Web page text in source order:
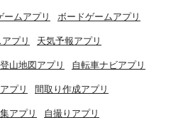
ームアプリ ボードゲームアプリ
プリ 天気予報アプリ
登山地図アプリ 自転車ナビアプリ
プリ 間取り作成アプリ
アプリ 自撮りアプリ